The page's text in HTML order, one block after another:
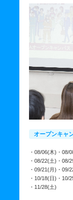
オープンキャ
・08/06(木) ・08/
・08/22(土) ・08/
・09/21(月) ・09/
・10/18(日) ・10/
・11/28(土)